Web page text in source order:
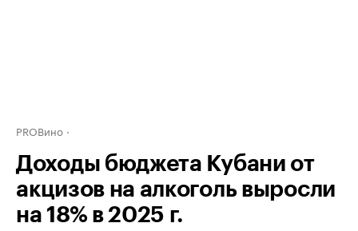
PROВино
Доходы бюджета Кубани от
акцизов на алкоголь выросли
на 18% в 2025 г.